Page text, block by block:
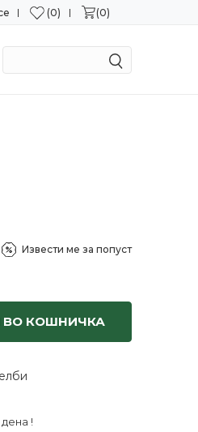
15 дена!
0 0
Извести ме за попуст
КОШНИЧКА
!